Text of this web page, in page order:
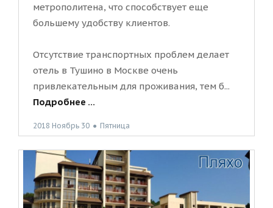
метрополитена, что способствует еще
большему удобству клиентов.
Отсутствие транспортных проблем делает
отель в Тушино в Москве очень
привлекательным для проживания, тем б...
Подробнее ...
2018 Ноябрь 30 ● Пятница